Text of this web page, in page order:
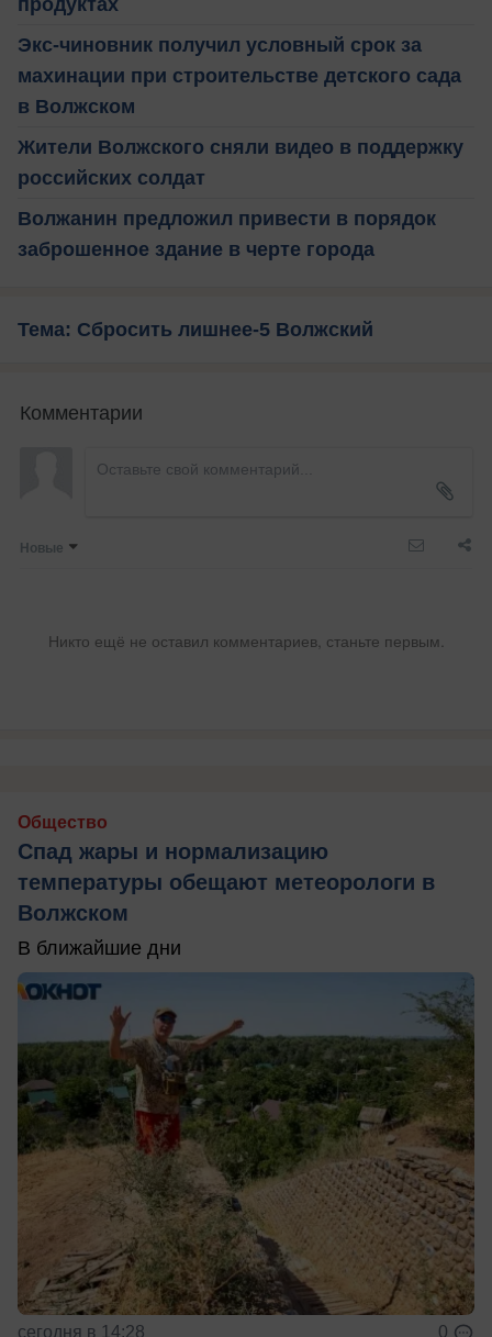
Экс-чиновник получил условный срок за
махинации при строительстве детского сада
в Волжском
Жители Волжского сняли видео в поддержку
российских солдат
Волжанин предложил привести в порядок
заброшенное здание в черте города
Тема: Сбросить лишнее-5 Волжский
Комментарии
Новые
Никто ещё не оставил комментариев, станьте первым.
Общество
Спад жары и нормализацию
температуры обещают метеорологи в
Волжском
В ближайшие дни
сегодня в 14:28 0